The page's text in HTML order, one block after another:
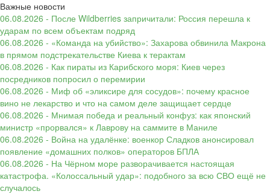
Важные новости
06.08.2026 - После Wildberries запричитали: Россия перешла к
ударам по всем объектам подряд
06.08.2026 - «Команда на убийство»: Захарова обвинила Макрона
в прямом подстрекательстве Киева к терактам
06.08.2026 - Как пираты из Карибского моря: Киев через
посредников попросил о перемирии
06.08.2026 - Миф об «эликсире для сосудов»: почему красное
вино не лекарство и что на самом деле защищает сердце
06.08.2026 - Мнимая победа и реальный конфуз: как японский
министр «прорвался» к Лаврову на саммите в Маниле
06.08.2026 - Война на удалёнке: военкор Сладков анонсировал
появление «домашних полков» операторов БПЛА
06.08.2026 - На Чёрном море разворачивается настоящая
катастрофа. «Колоссальный удар»: подобного за всю СВО ещё не
случалось